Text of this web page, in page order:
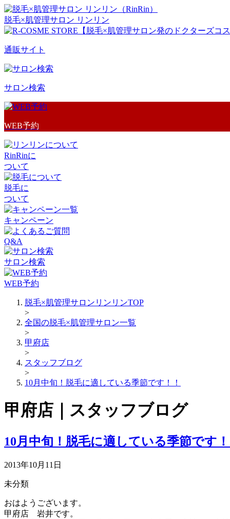
脱毛×肌管理サロン リンリン
通販サイト
サロン検索
WEB予約
RinRinに
ついて
脱毛に
ついて
キャンペーン
Q&A
サロン検索
WEB予約
脱毛×肌管理サロンリンリンTOP
>
全国の脱毛×肌管理サロン一覧
>
甲府店
>
スタッフブログ
>
10月中旬！脱毛に適している季節です！！
甲府店｜スタッフブログ
10月中旬！脱毛に適している季節です
2013年10月11日
未分類
おはようございます。
甲府店 岩井です。